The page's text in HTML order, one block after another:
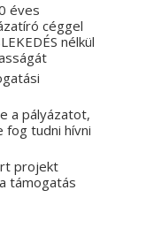
éves
céggel
nélkül
a pályázatot,
fog tudni hívni
projekt
támogatás